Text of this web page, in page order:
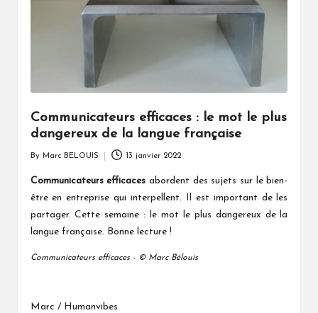
Communicateurs efficaces : le mot le plus
dangereux de la langue française
by
By Marc BELOUIS 13 janvier 2022
Communicateurs efficaces abordent des sujets sur le bien-
être en entreprise qui interpellent. Il est important de les
partager. Cette semaine : le mot le plus dangereux de la
langue française. Bonne lecture !
Communicateurs efficaces - © Marc Bélouis
Marc / Humanvibes